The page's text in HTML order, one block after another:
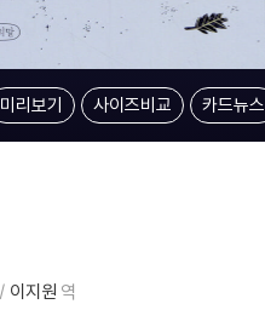
미리보기 사이즈비교 카드뉴스
이지원 역